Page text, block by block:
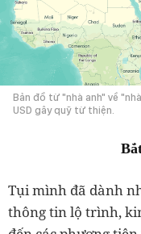
Bản đồ từ "nhà anh" về
USD gây quỹ từ thiện.
Tụi mình đã dành
thông tin lộ trình,